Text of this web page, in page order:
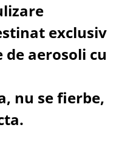
exclusiv
aerosoli cu
nu se fierbe,